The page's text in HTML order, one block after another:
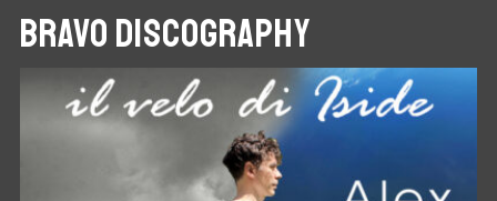
BRAVO DISCOGRAPHY